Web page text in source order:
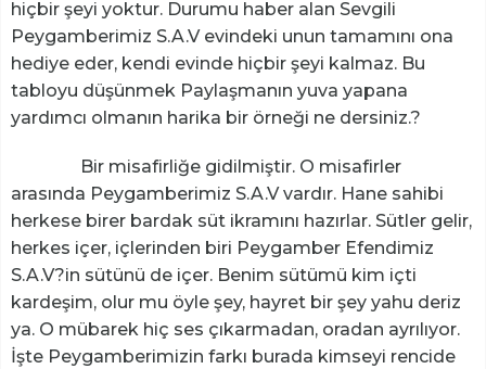
hiçbir şeyi yoktur. Durumu haber alan Sevgili
Peygamberimiz S.A.V evindeki unun tamamını ona
hediye eder, kendi evinde hiçbir şeyi kalmaz. Bu
tabloyu düşünmek Paylaşmanın yuva yapana
yardımcı olmanın harika bir örneği ne dersiniz.?
Bir misafirliğe gidilmiştir. O misafirler
arasında Peygamberimiz S.A.V vardır. Hane sahibi
herkese birer bardak süt ikramını hazırlar. Sütler gelir,
herkes içer, içlerinden biri Peygamber Efendimiz
S.A.V?in sütünü de içer. Benim sütümü kim içti
kardeşim, olur mu öyle şey, hayret bir şey yahu deriz
ya. O mübarek hiç ses çıkarmadan, oradan ayrılıyor.
İşte Peygamberimizin farkı burada kimseyi rencide